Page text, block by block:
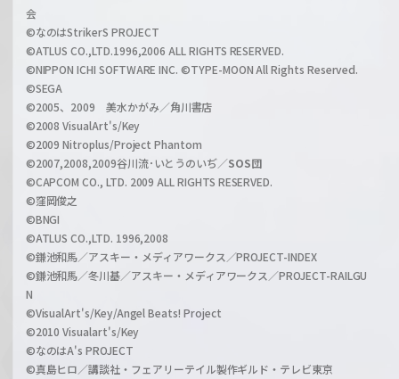
h
a
n
l
会
©なのはStrikerS PROJECT
©ATLUS CO.,LTD.1996,2006 ALL RIGHTS RESERVED.
©NIPPON ICHI SOFTWARE INC. ©TYPE-MOON All Rights Reserved.
©SEGA
©2005、2009 美水かがみ／角川書店
©2008 VisualArt's/Key
©2009 Nitroplus/Project Phantom
©2007,2008,2009谷川流･いとうのいぢ／SOS団
©CAPCOM CO., LTD. 2009 ALL RIGHTS RESERVED.
©窪岡俊之
©BNGI
©ATLUS CO.,LTD. 1996,2008
©鎌池和馬／アスキー・メディアワークス／PROJECT-INDEX
©鎌池和馬／冬川基／アスキー・メディアワークス／PROJECT-RAILGU
N
©VisualArt's/Key/Angel Beats! Project
©2010 Visualart's/Key
©なのはA's PROJECT
©真島ヒロ／講談社・フェアリーテイル製作ギルド・テレビ東京